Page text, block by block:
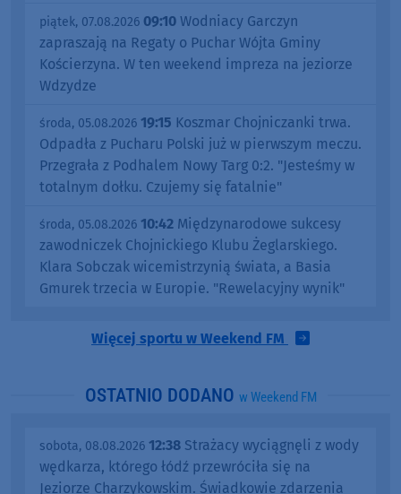
piątek, 07.08.2026 09:10 Wodniacy Garczyn
zapraszają na Regaty o Puchar Wójta Gminy
Kościerzyna. W ten weekend impreza na jeziorze
Wdzydze
środa, 05.08.2026 19:15 Koszmar Chojniczanki trwa.
Odpadła z Pucharu Polski już w pierwszym meczu.
Przegrała z Podhalem Nowy Targ 0:2. "Jesteśmy w
totalnym dołku. Czujemy się fatalnie"
środa, 05.08.2026 10:42 Międzynarodowe sukcesy
zawodniczek Chojnickiego Klubu Żeglarskiego.
Klara Sobczak wicemistrzynią świata, a Basia
Gmurek trzecia w Europie. "Rewelacyjny wynik"
Więcej sportu w Weekend FM
OSTATNIO DODANO w Weekend FM
sobota, 08.08.2026 12:38 Strażacy wyciągnęli z wody
wędkarza, którego łódź przewróciła się na
Jeziorze Charzykowskim. Świadkowie zdarzenia